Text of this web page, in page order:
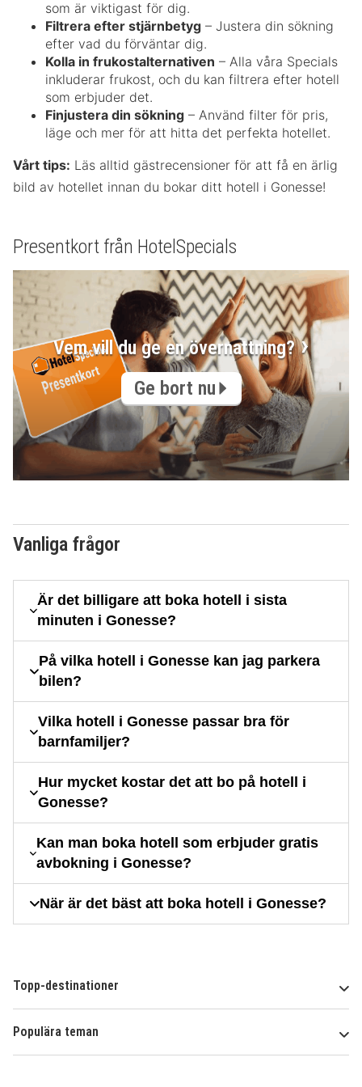
som är viktigast för dig.
Filtrera efter stjärnbetyg – Justera din sökning
efter vad du förväntar dig.
Kolla in frukostalternativen – Alla våra Specials
inkluderar frukost, och du kan filtrera efter hotell
som erbjuder det.
Finjustera din sökning – Använd filter för pris,
läge och mer för att hitta det perfekta hotellet.
Vårt tips: Läs alltid gästrecensioner för att få en ärlig
bild av hotellet innan du bokar ditt hotell i Gonesse!
Presentkort från HotelSpecials
Vem vill du ge en övernattning?
Ge bort nu
Vanliga frågor
Är det billigare att boka hotell i sista
minuten i Gonesse?
På vilka hotell i Gonesse kan jag parkera
bilen?
Vilka hotell i Gonesse passar bra för
barnfamiljer?
Hur mycket kostar det att bo på hotell i
Gonesse?
Kan man boka hotell som erbjuder gratis
avbokning i Gonesse?
När är det bäst att boka hotell i Gonesse?
Topp-destinationer
Populära teman